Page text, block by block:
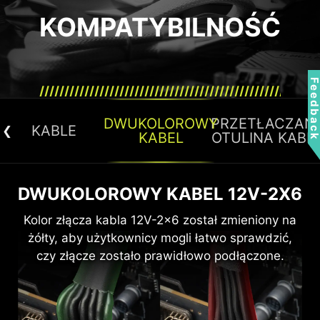
KOMPATYBILNOŚĆ
KABLE
DWUKOLOROWY
KABEL
OTULINA
DWUKOLOROWY KABEL 12V-2X6
Kolor złącza kabla 12V-2x6 został zmieniony na
żółty, aby użytkownicy mogli łatwo sprawdzić,
czy złącze zostało prawidłowo podłączone.
MODUŁOWY, PRZETŁACZANY
KABEL
Zastosowanie najwyższej jakości materiałów w
celu zwiększenia elastyczności i możliwości
zginania kabla sprawia, że jego elegancki
matowo-czarny design nie tylko poprawia
ORGANIZER KABLI
Zainstalowany fabrycznie organizer kabli ułatwia
ich porządkowanie. Dodatkowo, położenie
organizera kabli można dowolnie regulować w
zależności od potrzeb.
ATX
(20+4 PIN) x 1
1 X
ATX